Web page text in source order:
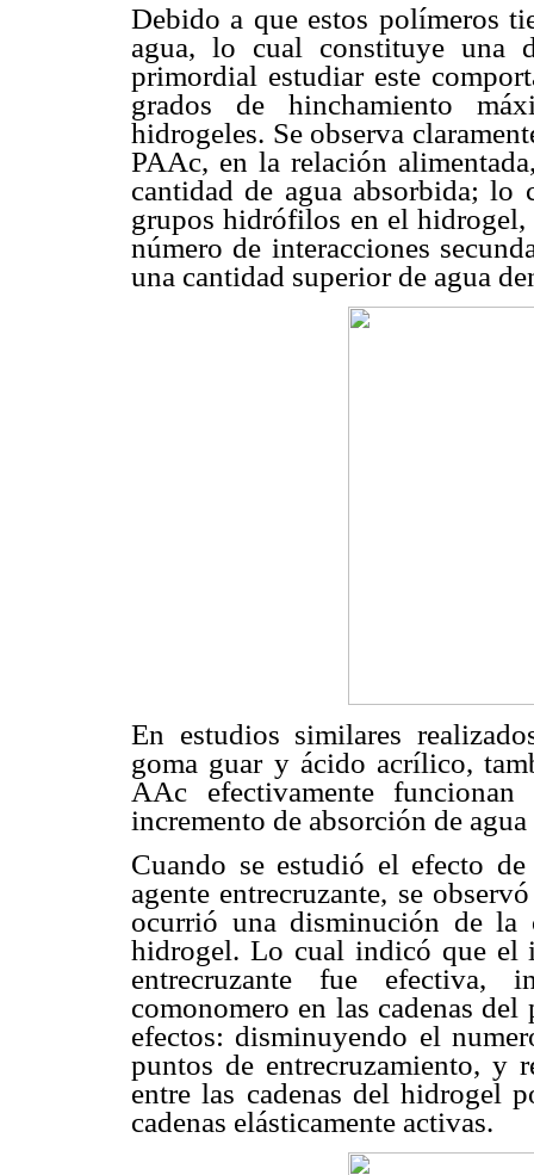
Debido a que estos polímeros
agua, lo cual constituye una
primordial estudiar este
grados de hinchamiento
hidrogeles. Se observa
PAAc, en la relación
cantidad de agua absorbida; lo
grupos hidrófilos en el
número de interacciones
una cantidad superior de agua
En estudios similares
goma guar y ácido acrílico,
AAc efectivamente
incremento de absorción de
Cuando se estudió el efecto
agente entrecruzante, se
ocurrió una disminución de
hidrogel. Lo cual indicó que el
entrecruzante fue efectiva,
comonomero en las cadenas
efectos: disminuyendo el
puntos de entrecruzamiento, y
entre las cadenas del hidrogel
cadenas elásticamente activas.